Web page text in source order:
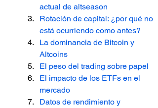
actual de altseason
Rotación de capital: ¿por qué no
está ocurriendo como antes?
La dominancia de Bitcoin y
Altcoins
El peso del trading sobre papel
El impacto de los ETFs en el
mercado
Datos de rendimiento y